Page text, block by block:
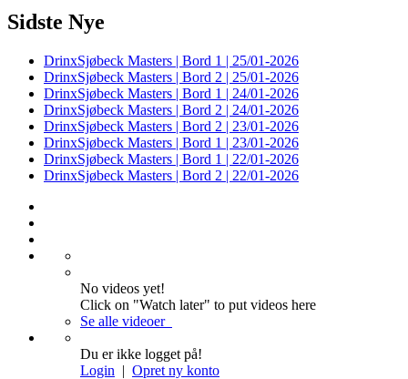
Sidste Nye
DrinxSjøbeck Masters | Bord 1 | 25/01-2026
DrinxSjøbeck Masters | Bord 2 | 25/01-2026
DrinxSjøbeck Masters | Bord 1 | 24/01-2026
DrinxSjøbeck Masters | Bord 2 | 24/01-2026
DrinxSjøbeck Masters | Bord 2 | 23/01-2026
DrinxSjøbeck Masters | Bord 1 | 23/01-2026
DrinxSjøbeck Masters | Bord 1 | 22/01-2026
DrinxSjøbeck Masters | Bord 2 | 22/01-2026
No videos yet!
Click on "Watch later" to put videos here
Se alle videoer
Du er ikke logget på!
Login | Opret ny konto